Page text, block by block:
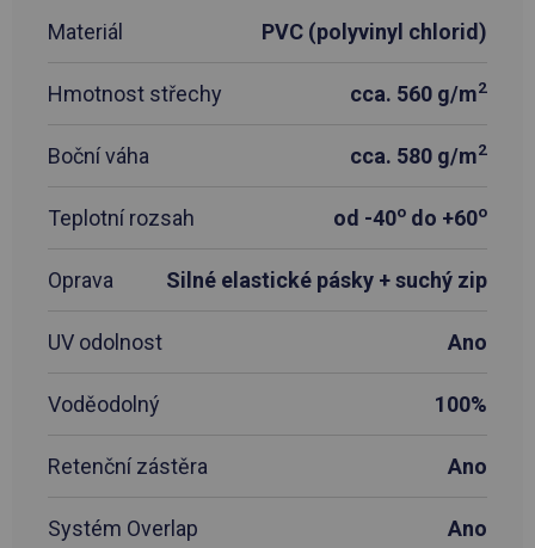
Materiál PVC (polyvinyl chlorid)
Hmotnost střechy cca. 560 g/m2
Boční váha cca. 580 g/m2
Teplotní rozsah od -40o do +60o
Oprava Silné elastické pásky + suchý zip
UV odolnost Ano
Voděodolný 100%
Retenční zástěra Ano
Systém Overlap Ano